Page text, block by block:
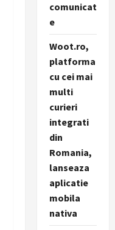
comunicat
e
Woot.ro,
platforma
cu cei mai
multi
curieri
integrati
din
Romania,
lanseaza
aplicatie
mobila
nativa